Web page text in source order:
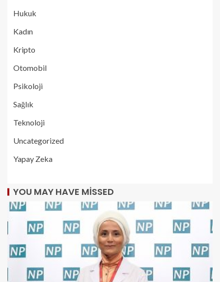
Hukuk
Kadın
Kripto
Otomobil
Psikoloji
Sağlık
Teknoloji
Uncategorized
Yapay Zeka
YOU MAY HAVE MISSED